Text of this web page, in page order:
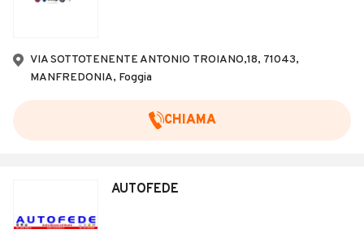
VIA SOTTOTENENTE ANTONIO TROIANO,18, 71043,
MANFREDONIA, Foggia
CHIAMA
AUTOFEDE